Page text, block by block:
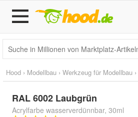
Hood › Modellbau › Werkzeug für Modellbau ›
RAL 6002 Laubgrün
Acrylfarbe wasserverdünnbar, 30ml